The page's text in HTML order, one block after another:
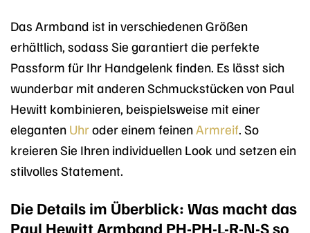
Das Armband ist in verschiedenen Größen
erhältlich, sodass Sie garantiert die perfekte
Passform für Ihr Handgelenk finden. Es lässt sich
wunderbar mit anderen Schmuckstücken von Paul
Hewitt kombinieren, beispielsweise mit einer
eleganten Uhroder einem feinenArmreif. So
kreieren Sie Ihren individuellen Look und setzen ein
stilvolles Statement.
Die Details im Überblick: Was macht das
Paul Hewitt Armband PH-PH-L-R-N-S so